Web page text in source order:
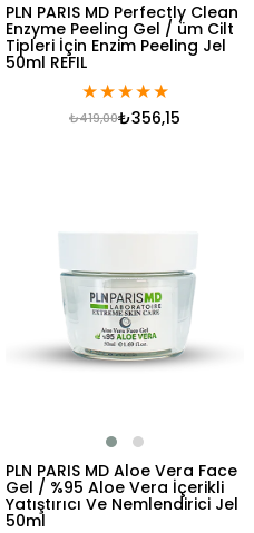
PLN PARIS MD Perfectly Clean
Enzyme Peeling Gel / üm Cilt
Tipleri İçin Enzim Peeling Jel
50ml REFIL
★★★★★
₺356,15
₺419,00
PLN PARIS MD Aloe Vera Face
Gel / %95 Aloe Vera İçerikli
Yatıştırıcı Ve Nemlendirici Jel
50ml